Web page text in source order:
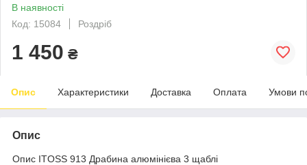
В наявності
Код: 15084
Роздріб
1 450 ₴
Опис Характеристики Доставка Оплата Умови
Опис
Опис ITOSS 913 Драбина алюмінієва 3 щаблі